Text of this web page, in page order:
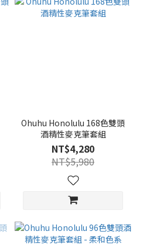
Ohuhu Honolulu 168色雙頭
酒精性麥克筆套組
NT$4,280
NT$5,980